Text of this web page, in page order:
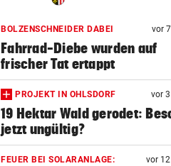
BOLZENSCHNEIDER DABEI vor
Fahrrad-Diebe wurden auf
frischer Tat ertappt
PROJEKT IN OHLSDORF vor
19 Hektar Wald gerodet:
jetzt ungültig?
FEUER BEI SOLARANLAGE: vor